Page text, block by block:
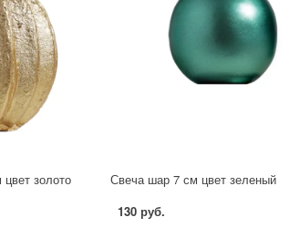
золото
Свеча шар 7 см цвет зеленый
130 руб.